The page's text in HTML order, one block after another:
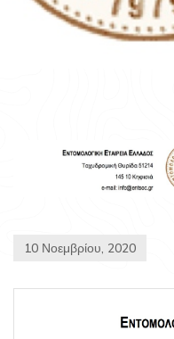
10 Νοεμβρίου, 2020